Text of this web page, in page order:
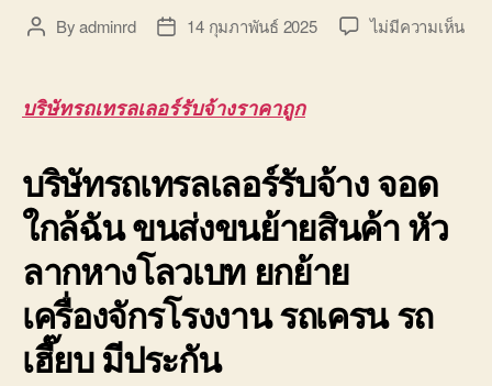
PostByadminrd
Post14 กุมภาพันธ์ 2025 ไม่มีความเห็นบน
บริษัทรถเทรลเลอร์รับจ้างราคาถูก
บริษัทรถเทรลเลอร์รับจ้าง จอด
ใกล้ฉัน ขนส่งขนย้ายสินค้า หัว
ลากหางโลวเบท ยกย้าย
เครื่องจักรโรงงาน รถเครน รถ
เฮี๊ยบ มีประกัน